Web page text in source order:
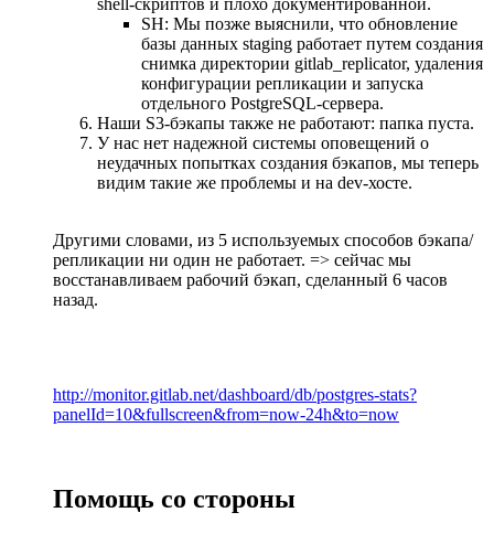
shell-скриптов и плохо документированной.
SH: Мы позже выяснили, что обновление
базы данных staging работает путем создания
снимка директории gitlab_replicator, удаления
конфигурации репликации и запуска
отдельного PostgreSQL-сервера.
Наши S3-бэкапы также не работают: папка пуста.
У нас нет надежной системы оповещений о
неудачных попытках создания бэкапов, мы теперь
видим такие же проблемы и на dev-хосте.
Другими словами, из 5 используемых способов бэкапа/
репликации ни один не работает. => сейчас мы
восстанавливаем рабочий бэкап, сделанный 6 часов
назад.
http://monitor.gitlab.net/dashboard/db/postgres-stats?
panelId=10&fullscreen&from=now-24h&to=now
Помощь со стороны